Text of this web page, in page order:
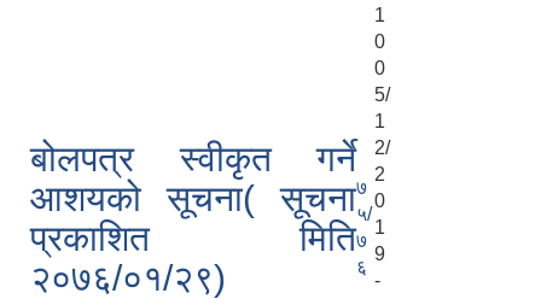
1
0
बोलपत्र स्वीकृत गर्ने
आशयको सूचना( सूचना
प्रकाशित मिति
२०७६/०१/२९)
७
५/
७
६
0
5/
1
2/
2
0
1
9
-